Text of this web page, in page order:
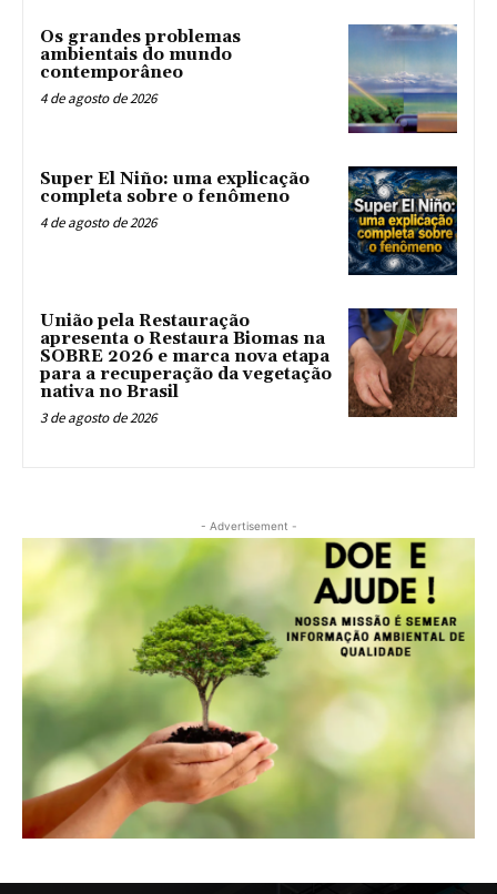
Os grandes problemas
ambientais do mundo
contemporâneo
4 de agosto de 2026
Super El Niño: uma explicação
completa sobre o fenômeno
4 de agosto de 2026
União pela Restauração
apresenta o Restaura Biomas na
SOBRE 2026 e marca nova etapa
para a recuperação da vegetação
nativa no Brasil
3 de agosto de 2026
- Advertisement -